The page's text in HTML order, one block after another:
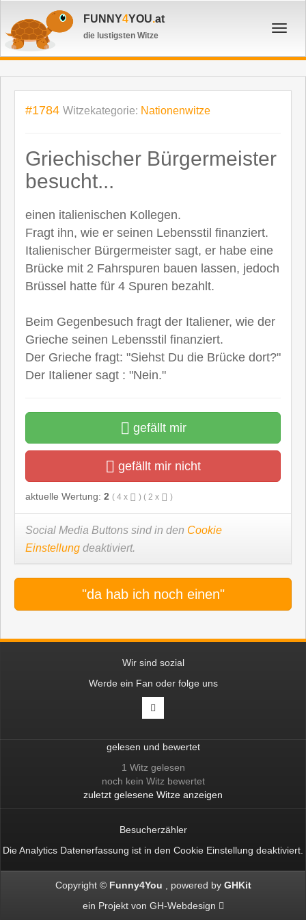
FUNNY4YOU.at
die lustigsten Witze
#1784 Witzekategorie: Nationenwitze
Griechischer Bürgermeister
besucht...
einen italienischen Kollegen.
Fragt ihn, wie er seinen Lebensstil finanziert.
Italienischer Bürgermeister sagt, er habe eine
Brücke mit 2 Fahrspuren bauen lassen, jedoch
Brüssel hatte für 4 Spuren bezahlt.
Beim Gegenbesuch fragt der Italiener, wie der
Grieche seinen Lebensstil finanziert.
Der Grieche fragt: "Siehst Du die Brücke dort?"
Der Italiener sagt : "Nein."
gefällt mir
gefällt mir nicht
aktuelle Wertung: 2 ( 4 x ) ( 2 x )
Social Media Buttons sind in den Cookie
Einstellung deaktiviert.
"da hab ich noch einen"
Wir sind sozial
Werde ein Fan oder folge uns
gelesen und bewertet
1 Witz gelesen
noch kein Witz bewertet
zuletzt gelesene Witze anzeigen
Besucherzähler
Die Analytics Datenerfassung ist in den Cookie Einstellung deaktiviert.
Copyright © Funny4You powered by GHKit
ein Projekt von GH-Webdesign